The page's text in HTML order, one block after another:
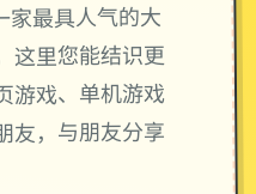
家最具人气的大
这里您能结识更
游戏、单机游戏
友，与朋友分享